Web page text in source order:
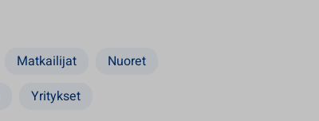
Matkailijat
Nuoret
Yritykset